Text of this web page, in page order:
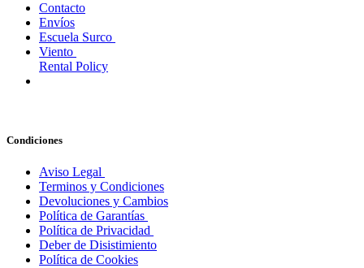
Contacto
Envíos
Escuela Surco
Viento
Rental Policy
Condiciones
Aviso Legal
Terminos y Condiciones
Devoluciones y Cambios
Política de Garantías
Política de Privacidad
Deber de Disistimiento
Política de Cookies